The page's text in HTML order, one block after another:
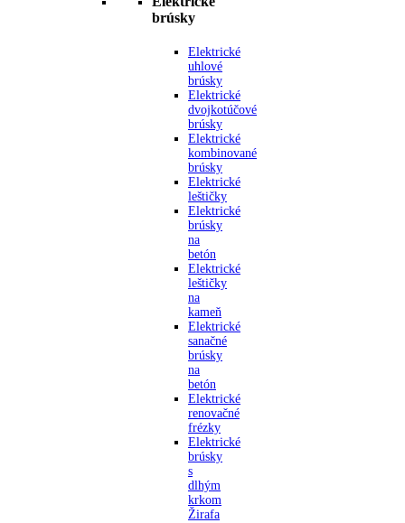
brúsky
Elektrické
uhlové
brúsky
Elektrické
dvojkotúčové
brúsky
Elektrické
kombinované
brúsky
Elektrické
leštičky
Elektrické
brúsky
na
betón
Elektrické
leštičky
na
kameň
Elektrické
sanačné
brúsky
na
betón
Elektrické
renovačné
frézky
Elektrické
brúsky
s
dlhým
krkom
Žirafa